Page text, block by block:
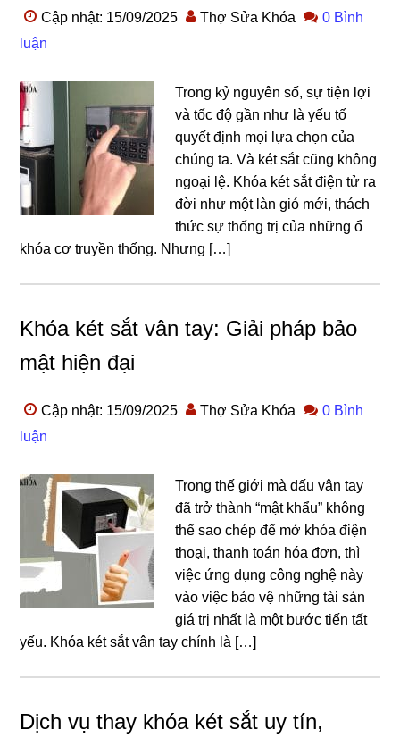
Cập nhật: 15/09/2025 Thợ Sửa Khóa
0 Bình
luận
Trong kỷ nguyên số, sự tiện lợi
và tốc độ gần như là yếu tố
quyết định mọi lựa chọn của
chúng ta. Và két sắt cũng không
ngoại lệ. Khóa két sắt điện tử ra
đời như một làn gió mới, thách
thức sự thống trị của những ổ
khóa cơ truyền thống. Nhưng […]
Khóa két sắt vân tay: Giải pháp bảo
mật hiện đại
Cập nhật: 15/09/2025 Thợ Sửa Khóa
0 Bình
luận
Trong thế giới mà dấu vân tay
đã trở thành “mật khẩu” không
thể sao chép để mở khóa điện
thoại, thanh toán hóa đơn, thì
việc ứng dụng công nghệ này
vào việc bảo vệ những tài sản
giá trị nhất là một bước tiến tất
yếu. Khóa két sắt vân tay chính là […]
Dịch vụ thay khóa két sắt uy tín,